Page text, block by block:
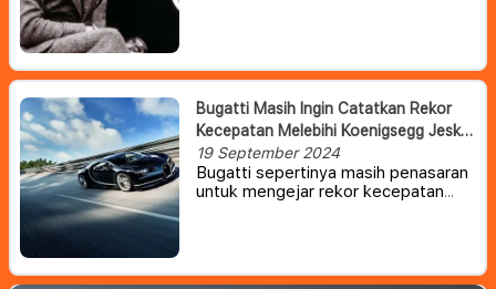
Bugatti Masih Ingin Catatkan Rekor
Kecepatan Melebihi Koenigsegg Jesko
Absolut
19 September 2024
Bugatti sepertinya masih penasaran
untuk mengejar rekor kecepatan